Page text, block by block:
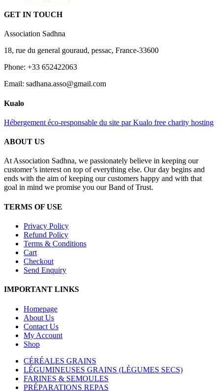
GET IN TOUCH
Association Sadhna
18, rue du general gouraud, pessac, France-33600
Phone: +33 652422063
Email: sadhana.asso@gmail.com
Kualo
Hébergement éco-responsable du site par Kualo free charity hosting
ABOUT US
At Association Sadhna, we passionately believe in keeping our
customer’s interest on top of everything else. Our day begins and
ends with the aim of keeping our customers happy and with that
goal in mind we promise you our Band of Trust.
TERMS OF USE
Privacy Policy
Refund Policy
Terms & Conditions
Cart
Checkout
Send Enquiry
IMPORTANT LINKS
Homepage
About Us
Contact Us
My Account
Shop
CÉRÉALES GRAINS
LÉGUMINEUSES GRAINS (LÉGUMES SECS)
FARINES & SEMOULES
PRÉPARATIONS REPAS